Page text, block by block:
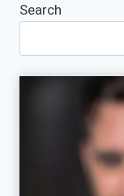
Search